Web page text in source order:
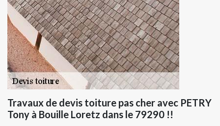
Travaux de devis toiture pas cher avec PETRY
Tony à Bouille Loretz dans le 79290 !!